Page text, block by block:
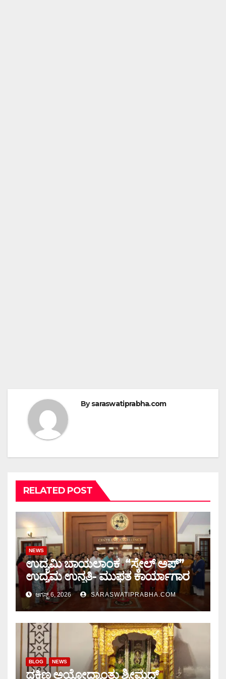
Bysaraswatiprabha.com
RELATED POST
NEWS
ಉದ್ಯಮಿ ಬಾಯಲಾಂಕ “ಸ್ಕೇಲ್ ಅಪ್”
ಉದ್ಯಮ ಉನ್ನತಿ- ಮುಫತ ಕಾರ್ಯಾಗಾರ
ಆಗಸ್ಟ್ 6, 2026 SARASWATIPRABHA.COM
BLOG NEWS
ದಕ್ಷಿಣ ಅಯೋಧ್ಯಾಂತು ಶ್ರೀಮದ್